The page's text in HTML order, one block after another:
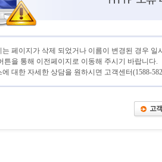
는 페이지가 삭제 되었거나 이름이 변경된 경우 일
튼을 통해 이전페이지로 이동해 주시기 바랍니다.
에 대한 자세한 상담을 원하시면 고객센터(1588-